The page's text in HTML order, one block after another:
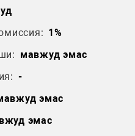
1%
мавжуд эмас
-
эмас
эмас